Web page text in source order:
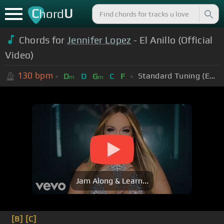
ChordU
Chords forJennifer Lopez - El Anillo (Official
Video)
130 bpm Dm D Gm C F Standard Tuning (EADGBE)
Jam Along & Learn...
[B] [C]